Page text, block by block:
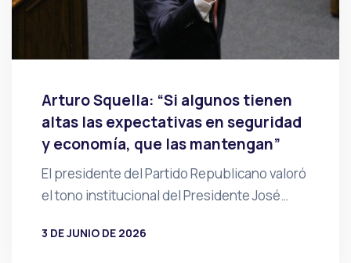
Arturo Squella: “Si algunos tienen
altas las expectativas en seguridad
y economía, que las mantengan”
El presidente del Partido Republicano valoró
el tono institucional del Presidente José…
3 DE JUNIO DE 2026